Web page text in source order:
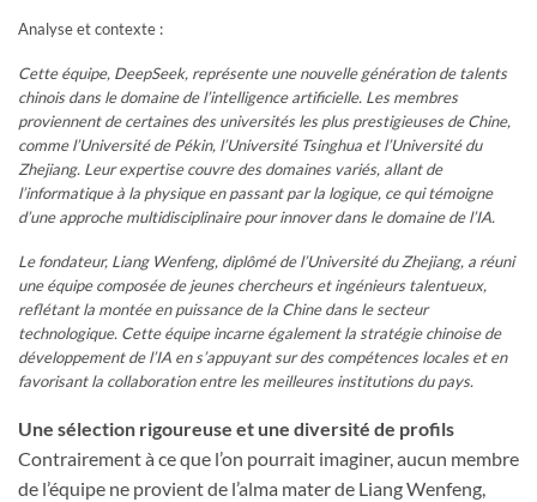
Analyse et contexte :
Cette équipe, DeepSeek, représente une nouvelle génération de talents
chinois dans le domaine de l’intelligence artificielle. Les membres
proviennent de certaines des universités les plus prestigieuses de Chine,
comme l’Université de Pékin, l’Université Tsinghua et l’Université du
Zhejiang. Leur expertise couvre des domaines variés, allant de
l’informatique à la physique en passant par la logique, ce qui témoigne
d’une approche multidisciplinaire pour innover dans le domaine de l’IA.
Le fondateur, Liang Wenfeng, diplômé de l’Université du Zhejiang, a réuni
une équipe composée de jeunes chercheurs et ingénieurs talentueux,
reflétant la montée en puissance de la Chine dans le secteur
technologique. Cette équipe incarne également la stratégie chinoise de
développement de l’IA en s’appuyant sur des compétences locales et en
favorisant la collaboration entre les meilleures institutions du pays.
Une sélection rigoureuse et une diversité de profils
Contrairement à ce que l’on pourrait imaginer, aucun membre
de l’équipe ne provient de l’alma mater de Liang Wenfeng,